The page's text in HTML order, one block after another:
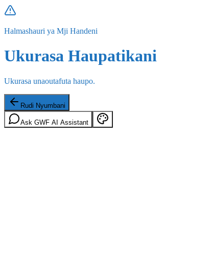
Halmashauri ya Mji Handeni
Ukurasa Haupatikani
Ukurasa unaoutafuta haupo.
Rudi Nyumbani
Ask GWF AI Assistant